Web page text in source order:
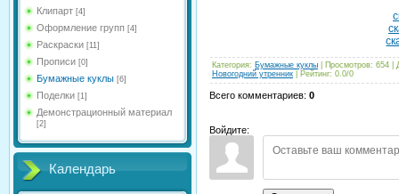
Клипарт [4]
Оформление групп [4]
Раскраски [11]
Прописи [0]
Бумажные куклы [6]
Поделки [1]
Демонстрационный материал
[2]
Календарь
Категория: Бумажные куклы Просмотров: 654
Новогодний утренник
Рейтинг: 0.0/0
Всего комментариев: 0
Войдите: